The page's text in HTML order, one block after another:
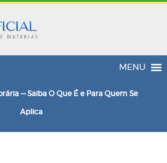
MENU
— Saiba O Que É e Para Quem Se
Aplica